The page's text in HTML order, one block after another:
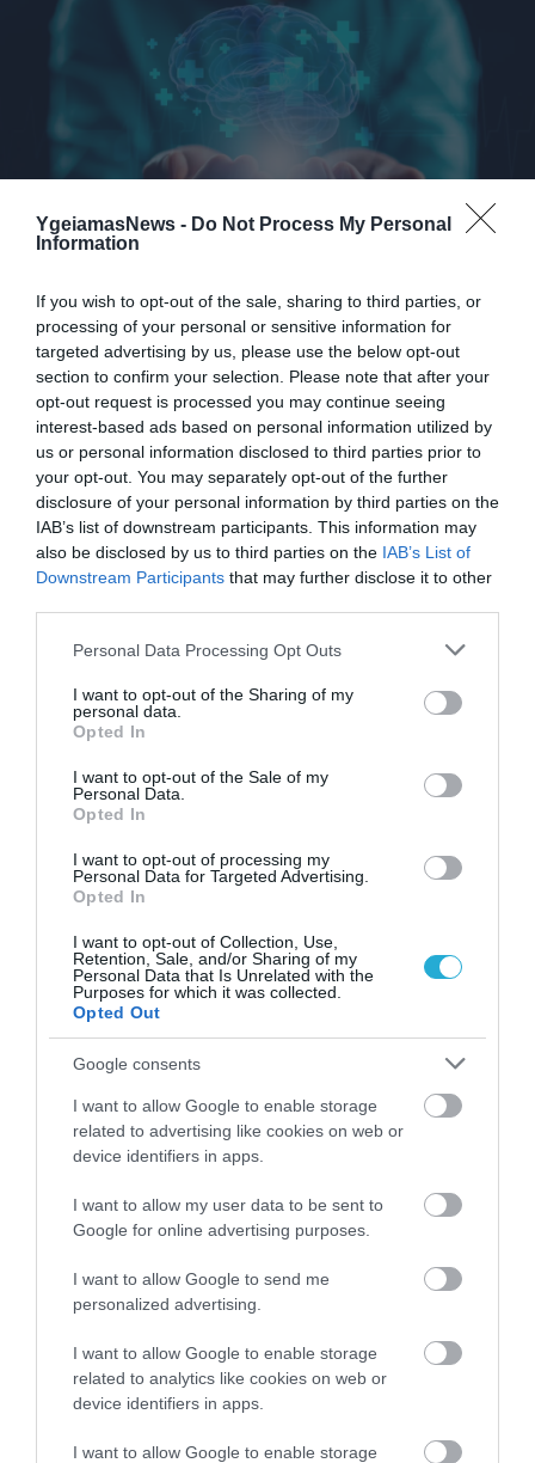
YgeiamasNews - Do Not Process My Personal
Information
If you wish to opt-out of the sale, sharing to third parties, or
processing of your personal or sensitive information for
targeted advertising by us, please use the below opt-out
section to confirm your selection. Please note that after your
opt-out request is processed you may continue seeing
interest-based ads based on personal information utilized by
us or personal information disclosed to third parties prior to
your opt-out. You may separately opt-out of the further
disclosure of your personal information by third parties on the
IAB’s list of downstream participants. This information may
also be disclosed by us to third parties on the IAB’s List of
Downstream Participants that may further disclose it to other
Please note that this website/app uses one or more Google
not limited to your visit or usage behaviour. You may click to
grant or deny consent to Google and its third-party tags to
use your data for below specified purposes in below Google
consent section.
Personal Data Processing Opt Outs
I want to opt-out of the Sharing of my
personal data.
Opted In
I want to opt-out of the Sale of my
Personal Data.
Opted In
I want to opt-out of processing my
Personal Data for Targeted Advertising.
Opted In
I want to opt-out of Collection, Use,
Retention, Sale, and/or Sharing of my
Personal Data that Is Unrelated with the
Purposes for which it was collected.
Opted Out
Google consents
I want to allow Google to enable storage
related to advertising like cookies on web or
device identifiers in apps.
I want to allow my user data to be sent to
Google for online advertising purposes.
I want to allow Google to send me
personalized advertising.
I want to allow Google to enable storage
related to analytics like cookies on web or
device identifiers in apps.
I want to allow Google to enable storage
Ιατρικά μυστήρια που έμειναν ανεξήγητα
Το πιο επικίνδυνο δωμάτιο του σπιτιού –
30.07.2026 15:11
Νιώθετε συνεχώς κουρασμένοι; – Η
εξάντληση που μπορεί να κρύβει ένα
αυτοάνοσο νόσημα
ΔΗΜΟΦΙΛΗ
Αυτό είναι το θαυματουργό έλαιο που
προστατεύει από το Αλτχάιμερ